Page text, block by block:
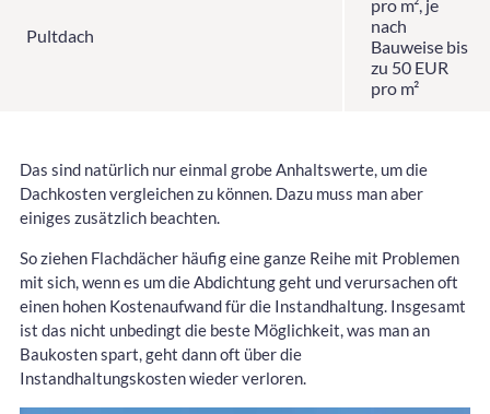
Pultdach
pro m², je
nach
Bauweise bis
zu 50 EUR
pro m²
Das sind natürlich nur einmal grobe Anhaltswerte, um die
Dachkosten vergleichen zu können. Dazu muss man aber
einiges zusätzlich beachten.
So ziehen Flachdächer häufig eine ganze Reihe mit Problemen
mit sich, wenn es um die Abdichtung geht und verursachen oft
einen hohen Kostenaufwand für die Instandhaltung. Insgesamt
ist das nicht unbedingt die beste Möglichkeit, was man an
Baukosten spart, geht dann oft über die
Instandhaltungskosten wieder verloren.